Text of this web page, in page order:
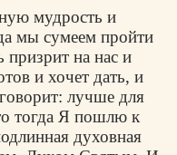
мудрость и
мы сумеем пройти
призрит на нас и
и хочет дать, и
лучше для
тогда Я пошлю к
духовная